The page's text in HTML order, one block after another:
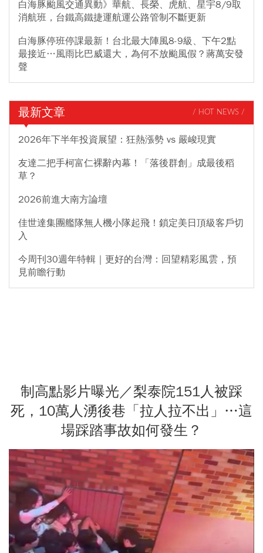
白海豚颱風交通異動》華航、長榮、虎航、星宇8/9取
消航班，台鐵高鐵捷運航運公路管制不斷更新
白海豚停班停課最新！台北最大陣風8-9級、下午2點
最接近…風雨比巴威還大，為何不放颱風假？蔣萬安發
聲
最新文章 / HOT NEWS /
2026年下半年投資展望：狂熱漲勢 vs 嚴峻現實
友達二把手柯富仁裸辭內幕！「落後群創」成最後稻
草？
2026前進大南方論壇
佳世達集團艦隊無人機小隊起飛！鎖定美日頂級客戶切
入
今周刊30週年特輯｜更好的台灣：回望精彩風雲，預
見前瞻行動
制高點影片曝光／梨泰院151人被踩
死，10萬人湧後巷「拉人拉不出」…這
場踩踏事故如何發生？